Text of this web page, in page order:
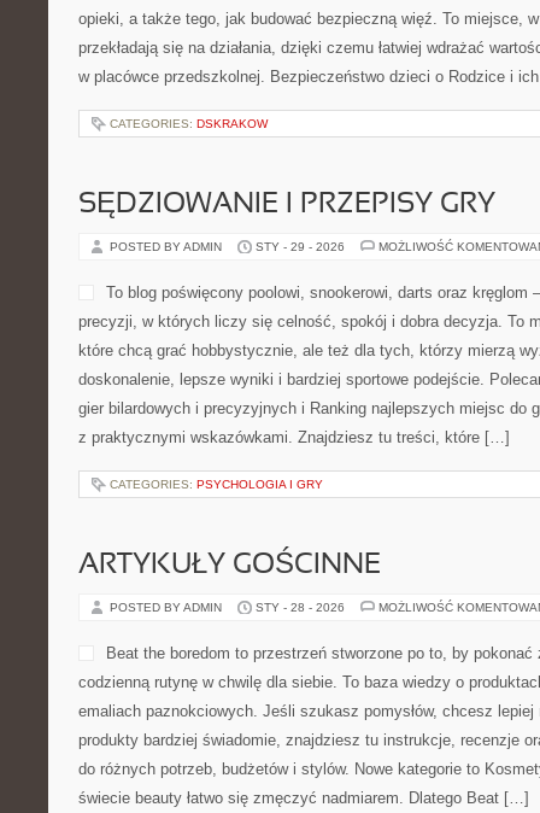
opieki, a także tego, jak budować bezpieczną więź. To miejsce,
przekładają się na działania, dzięki czemu łatwiej wdrażać
w placówce przedszkolnej. Bezpieczeństwo dzieci o Rodzice i
CATEGORIES: DSKRAKOW
SĘDZIOWANIE I PRZEPISY GRY
POSTED BY ADMIN STY - 29 - 2026 MOŻLIWOŚĆ
To blog poświęcony poolowi, snookerowi, darts oraz kręglom
precyzji, w których liczy się celność, spokój i dobra decyzja. To
które chcą grać hobbystycznie, ale też dla tych, którzy mierzą
doskonalenie, lepsze wyniki i bardziej sportowe podejście.
gier bilardowych i precyzyjnych i Ranking najlepszych miejsc do
z praktycznymi wskazówkami. Znajdziesz tu treści, które […]
CATEGORIES: PSYCHOLOGIA I GRY
ARTYKUŁY GOŚCINNE
POSTED BY ADMIN STY - 28 - 2026 MOŻLIWOŚĆ
Beat the boredom to przestrzeń stworzone po to, by
codzienną rutynę w chwilę dla siebie. To baza wiedzy o
emaliach paznokciowych. Jeśli szukasz pomysłów, chcesz lepiej
produkty bardziej świadomie, znajdziesz tu instrukcje, recenzje
do różnych potrzeb, budżetów i stylów. Nowe kategorie to
świecie beauty łatwo się zmęczyć nadmiarem. Dlatego Beat […]